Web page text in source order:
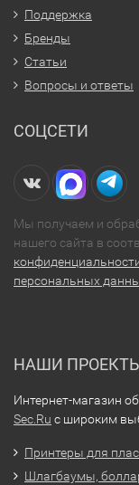
Поддержка
Бренды
Статьи
Вопросы и ответы
СОЦСЕТИ
Мы получаем и
нашего сайта в
персональных
НАШИ
Интернет-магазин
Sec.Ru с широким
Принтеры для
Шлагбаумы,